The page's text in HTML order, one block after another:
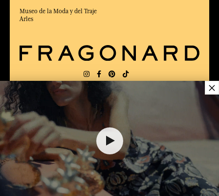
105,00 €
1
AÑADIR A EL CARRITO
Museo de la Moda y del Traje
Arles
ENTREGA: FR
ELEGIDO MEJOR SITIO DE COMERCIO
en Línea 2025 por la revista Capital
×